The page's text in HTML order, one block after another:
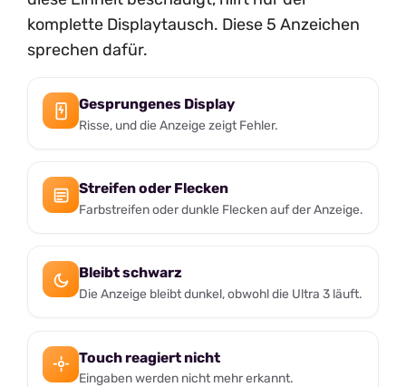
komplette Displaytausch. Diese 5 Anzeichen
sprechen dafür.
Gesprungenes Display
Risse, und die Anzeige zeigt Fehler.
Streifen oder Flecken
Farbstreifen oder dunkle Flecken auf der Anzeige.
Bleibt schwarz
Die Anzeige bleibt dunkel, obwohl die Ultra 3 läuft.
Touch reagiert nicht
Eingaben werden nicht mehr erkannt.